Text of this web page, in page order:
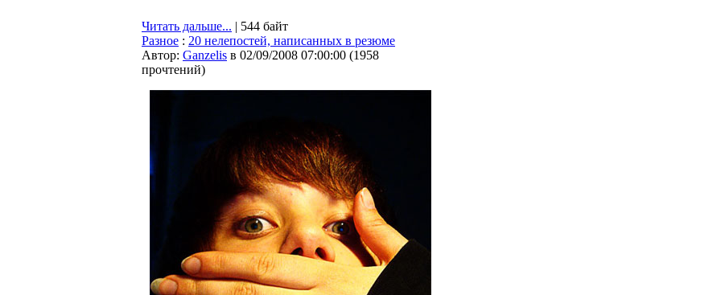
Читать дальше... | 544 байт
Разное : 20 нелепостей, написанных в резюме
Автор: Ganzelis в 02/09/2008 07:00:00 (1958
прочтений)